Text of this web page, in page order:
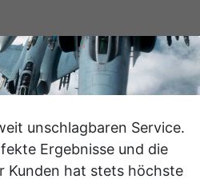
unschlagbaren Service.
Ergebnisse und die
Kunden hat stets höchste